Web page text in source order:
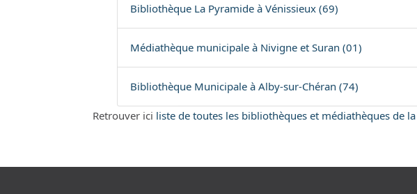
Bibliothèque La Pyramide à Vénissieux (69)
Médiathèque municipale à Nivigne et Suran (01)
Bibliothèque Municipale à Alby-sur-Chéran (74)
Retrouver ici liste de toutes les bibliothèques et médiathèques de